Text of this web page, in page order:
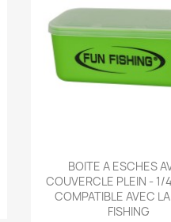
Aperçu
BOITE A ESCHES
COUVERCLE PLEIN - 1/
COMPATIBLE AVEC
FISHING